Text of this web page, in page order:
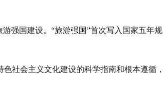
强国建设。“旅游强国”首次写入国家五年规
社会主义文化建设的科学指南和根本遵循，